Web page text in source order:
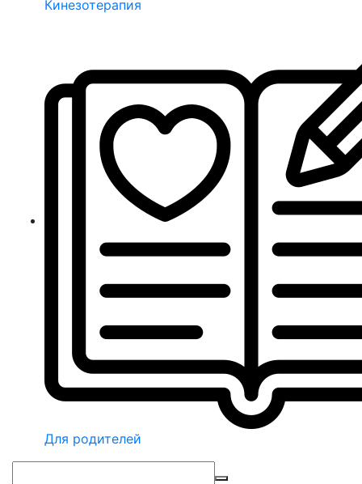
Кинезотерапия
Для родителей